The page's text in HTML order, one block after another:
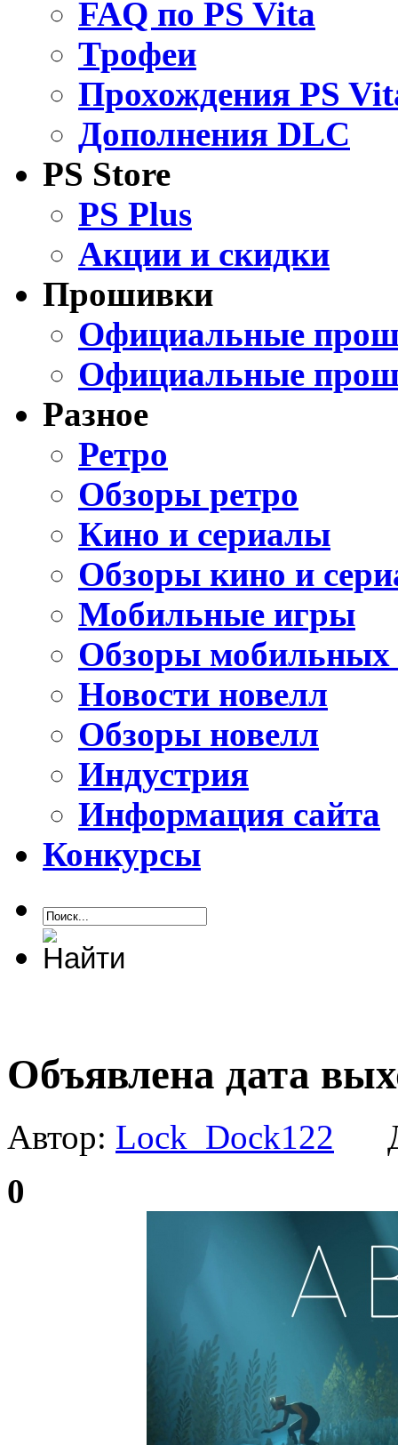
FAQ по PS Vita
Трофеи
Прохождения PS
Дополнения DLC
PS Store
PS Plus
Акции и скидки
Прошивки
Официальные
Официальные
Разное
Ретро
Обзоры ретро
Кино и сериалы
Обзоры кино и
Мобильные игры
Обзоры мобильных
Новости новелл
Обзоры новелл
Индустрия
Информация сайта
Конкурсы
Объявлена дата
Автор: Lock_Dock122
0